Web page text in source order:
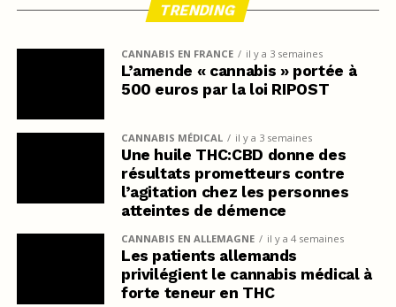
TRENDING
CANNABIS EN FRANCE il y a 3 semaines
L’amende « cannabis » portée à
500 euros par la loi RIPOST
CANNABIS MÉDICAL il y a 3 semaines
Une huile THC:CBD donne des
résultats prometteurs contre
l’agitation chez les personnes
atteintes de démence
CANNABIS EN ALLEMAGNE il y a 4 semaines
Les patients allemands
privilégient le cannabis médical à
forte teneur en THC